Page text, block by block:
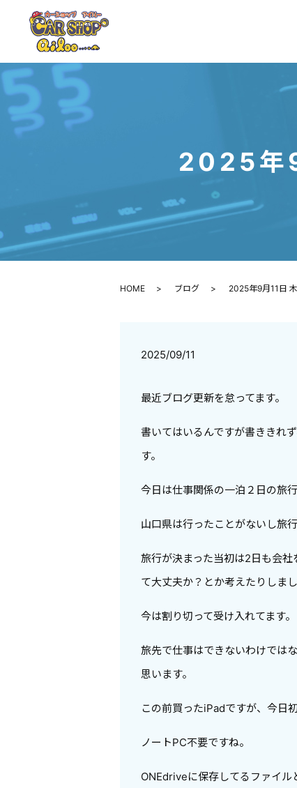
2025年
HOME ブログ 2025年9月11日
2025/09/11
最近ブログ更新を怠ってます。
書いてはいるんですが書ききれ
す。
今日は仕事関係の一泊２日の旅
山口県は行ったことがないし旅
旅行が決まった当初は2日も会
て大丈夫か？とか考えたりしまし
今は割り切って受け入れてます。
旅先で仕事はできないわけでは
思います。
この前買ったiPadですが、今日
ノートPC不要ですね。
ONEdriveに保存してるファイル